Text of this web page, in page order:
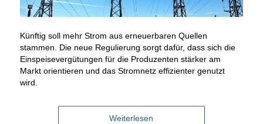
Künftig soll mehr Strom aus erneuerbaren Quellen
stammen. Die neue Regulierung sorgt dafür, dass sich die
Einspeisevergütungen für die Produzenten stärker am
Markt orientieren und das Stromnetz effizienter genutzt
wird.
Weiterlesen